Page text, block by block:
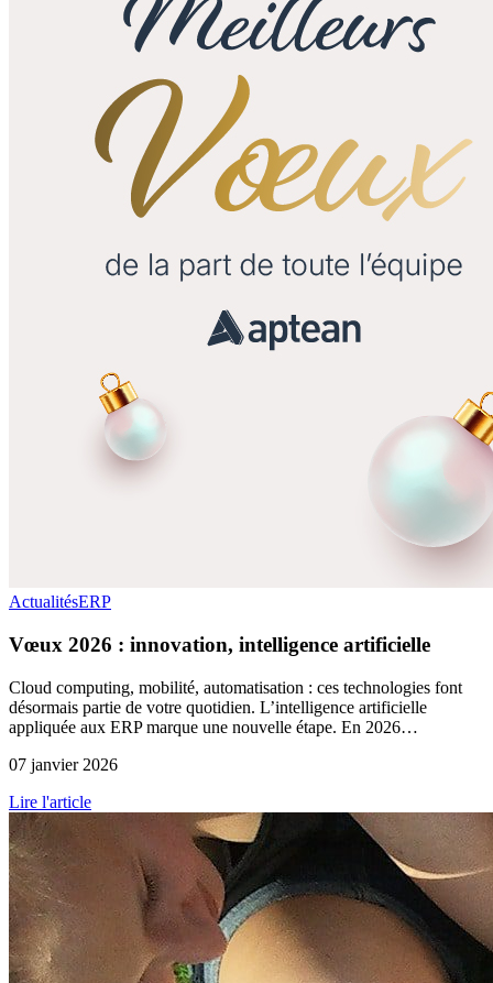
ActualitésERP
Vœux 2026 : innovation, intelligence artificielle
Cloud computing, mobilité, automatisation : ces technologies font
désormais partie de votre quotidien. L’intelligence artificielle
appliquée aux ERP marque une nouvelle étape. En 2026…
07 janvier 2026
Lire l'article